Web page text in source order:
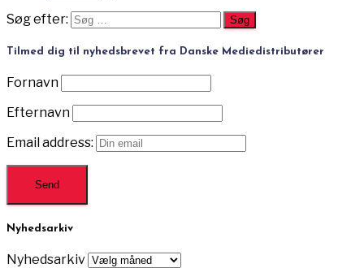
Søg efter:
Tilmed dig til nyhedsbrevet fra Danske Mediedistributører
Fornavn
Efternavn
Email address:
Nyhedsarkiv
Nyhedsarkiv